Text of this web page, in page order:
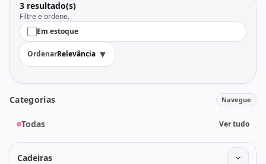
3 resultado(s)
Filtre e ordene.
Em estoque
OrdenarRelevância ▼
Categorias Navegue
Todas Ver tudo
Cadeiras